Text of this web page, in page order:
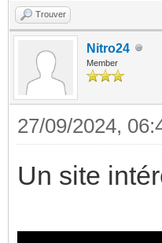
Trouver
Nitro24
Member
27/09/2024,
Un site